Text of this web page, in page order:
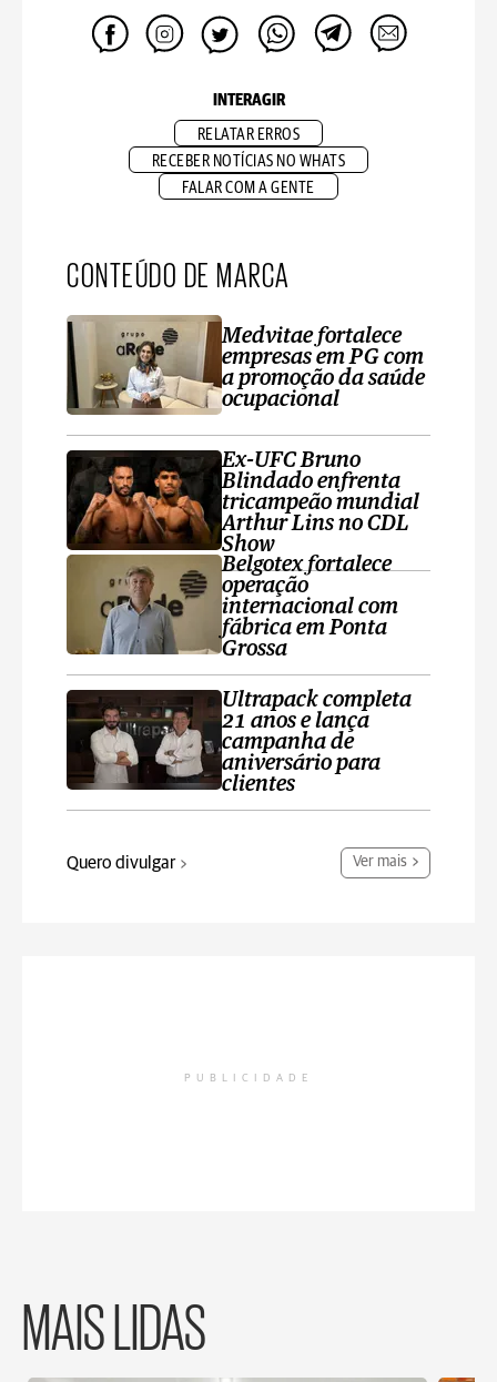
INTERAGIR
RELATAR ERROS
RECEBER NOTÍCIAS NO WHATS
FALAR COM A GENTE
CONTEÚDO DE MARCA
Medvitae fortalece
empresas em PG com
a promoção da saúde
ocupacional
Ex-UFC Bruno
Blindado enfrenta
tricampeão mundial
Arthur Lins no CDL
Show
Belgotex fortalece
operação
internacional com
fábrica em Ponta
Grossa
Ultrapack completa
21 anos e lança
campanha de
aniversário para
clientes
Quero divulgar Ver mais
PUBLICIDADE
MAIS LIDAS